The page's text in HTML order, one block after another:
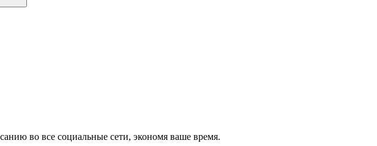
во все социальные сети, экономя ваше время.